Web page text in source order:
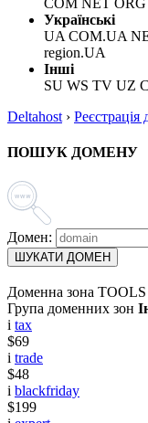
COM NET
Українські
UA COM.UA
region.UA
Інші
SU WS TV UZ
Deltahost › Реєстрація
ПОШУК ДОМЕНУ
Домен:
ШУКАТИ ДОМЕН
Доменна зона TOOLS
Група доменних зон
i tax
$69
i trade
$48
i blackfriday
$199